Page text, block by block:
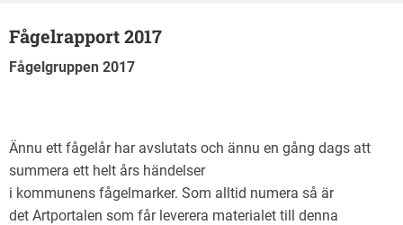
Fågelrapport 2017
Fågelgruppen 2017
Ännu ett fågelår har avslutats och ännu en gång dags att
summera ett helt års händelser
i kommunens fågelmarker. Som alltid numera så är
det Artportalen som får leverera materialet till denna